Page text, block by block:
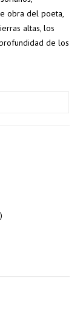
obra del poeta,
altas, los
de los